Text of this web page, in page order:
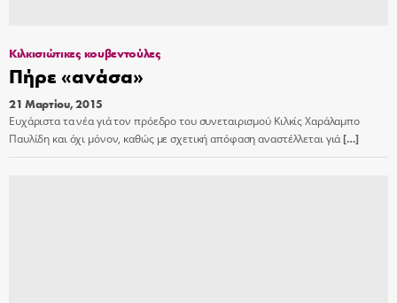
Κιλκισιώτικες κουβεντούλες
Πήρε «ανάσα»
21 Μαρτίου, 2015
Ευχάριστα τα νέα γιά τον πρόεδρο του συνεταιρισμού Κιλκίς Χαράλαμπο
Παυλίδη και όχι μόνον, καθώς με σχετική απόφαση αναστέλλεται γιά[…]